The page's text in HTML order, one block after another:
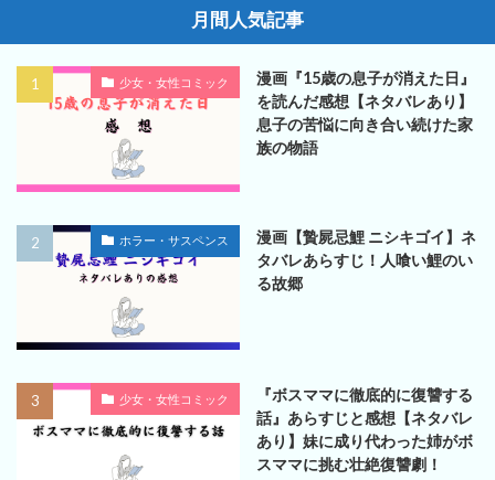
月間人気記事
少女・女性コミック
漫画『15歳の息子が消えた日』
を読んだ感想【ネタバレあり】
息子の苦悩に向き合い続けた家
族の物語
ホラー・サスペンス
漫画【贄屍忌鯉 ニシキゴイ】ネ
タバレあらすじ！人喰い鯉のい
る故郷
少女・女性コミック
『ボスママに徹底的に復讐する
話』あらすじと感想【ネタバレ
あり】妹に成り代わった姉がボ
スママに挑む壮絶復讐劇！